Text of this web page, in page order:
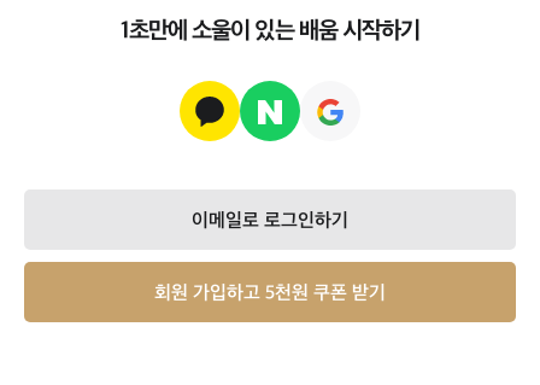
1초만에 소울이 있는 배움 시작하기
이메일로 로그인하기
회원 가입하고 5천원 쿠폰 받기